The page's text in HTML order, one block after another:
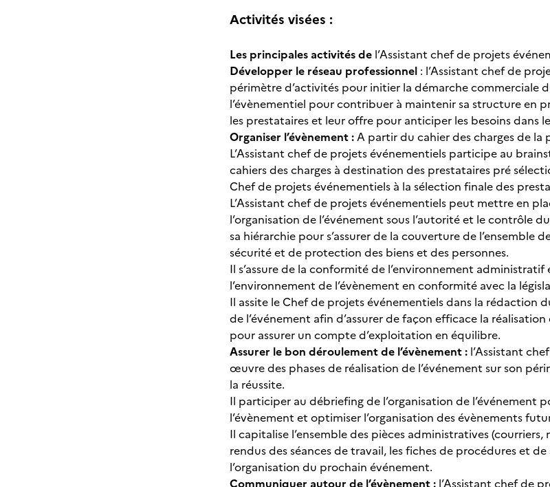
Activités visées :
Les principales activités de l’Assistant chef de projets
Développer le réseau professionnel : l’Assistant chef de
périmètre d’activités pour initier la démarche commerciale
l’évènementiel pour contribuer à maintenir sa structure en
les prestataires et leur offre pour anticiper les besoins dans
Organiser l’évènement :A partir du cahier des charges de la
L’Assistant chef de projets événementiels participe au
cahiers des charges à destination des prestataires pré
Chef de projets événementiels à la sélection finale des
L’Assistant chef de projets événementiels peut mettre en
l’organisation de l’événement sous l’autorité et le
sa hiérarchie pour s’assurer de la couverture de l’ensemble
sécurité et de protection des biens et des personnes.
Il s’assure de la conformité de l’environnement
l’environnement de l’évènement en conformité avec la
Il assite le Chef de projets événementiels dans la rédaction
de l’événement afin d’assurer de façon efficace la
pour assurer un compte d’exploitation en équilibre.
Assurer le bon déroulement de l’évènement : l’Assistant
œuvre des phases de réalisation de l’événement sur son
la réussite.
Il participer au débriefing de l’organisation de
l’évènement et optimiser l’organisation des évènements
Il capitalise l’ensemble des pièces administratives
rendus des séances de travail, les fiches de procédures et
l’organisation du prochain événement.
Communiquer autour de l’évènement : l’Assistant chef de